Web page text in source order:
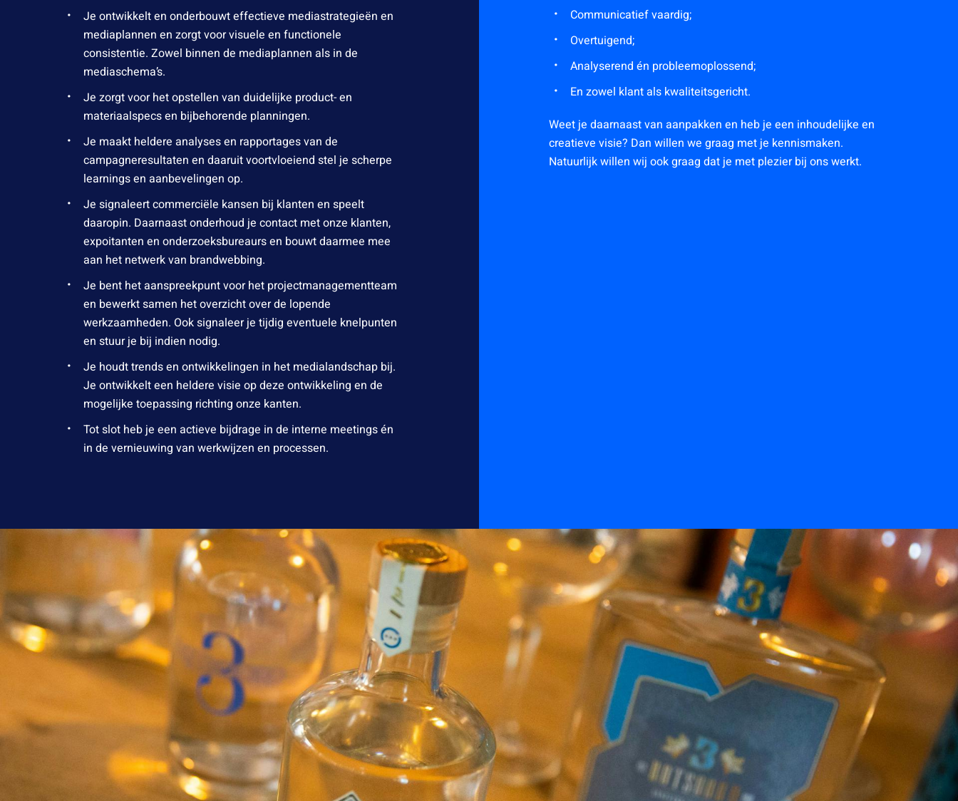
Je ontwikkelt en onderbouwt effectieve mediastrategieën en
mediaplannen en zorgt voor visuele en functionele
consistentie. Zowel binnen de mediaplannen als in de
mediaschema’s.
Je zorgt voor het opstellen van duidelijke product- en
materiaalspecs en bijbehorende planningen.
Je maakt heldere analyses en rapportages van de
campagneresultaten en daaruit voortvloeiend stel je scherpe
learnings en aanbevelingen op.
Je signaleert commerciële kansen bij klanten en speelt
daaropin. Daarnaast onderhoud je contact met onze klanten,
expoitanten en onderzoeksbureaurs en bouwt daarmee mee
aan het netwerk van brandwebbing.
Je bent het aanspreekpunt voor het projectmanagementteam
en bewerkt samen het overzicht over de lopende
werkzaamheden. Ook signaleer je tijdig eventuele knelpunten
en stuur je bij indien nodig.
Je houdt trends en ontwikkelingen in het medialandschap bij.
Je ontwikkelt een heldere visie op deze ontwikkeling en de
mogelijke toepassing richting onze kanten.
Tot slot heb je een actieve bijdrage in de interne meetings én
in de vernieuwing van werkwijzen en processen.
Communicatief vaardig;
Overtuigend;
Analyserend én probleemoplossend;
En zowel klant als kwaliteitsgericht.
Weet je daarnaast van aanpakken en heb je een inhoudelijke en
creatieve visie? Dan willen we graag met je kennismaken.
Natuurlijk willen wij ook graag dat je met plezier bij ons werkt.